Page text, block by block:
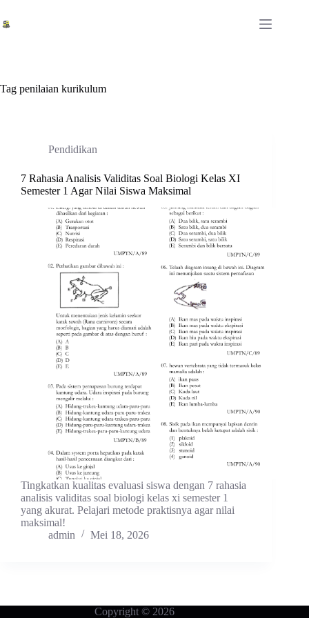
to
content
Tag penilaian kurikulum
Pendidikan
7 Rahasia Analisis Validitas Soal Biologi Kelas XI
Semester 1 Agar Nilai Siswa Maksimal
Tingkatkan kualitas evaluasi siswa dengan 7 rahasia
analisis validitas soal biologi kelas xi semester 1
yang akurat. Pelajari metode praktisnya agar nilai
maksimal!
admin
Mei 18, 2026
Copyright © 2026